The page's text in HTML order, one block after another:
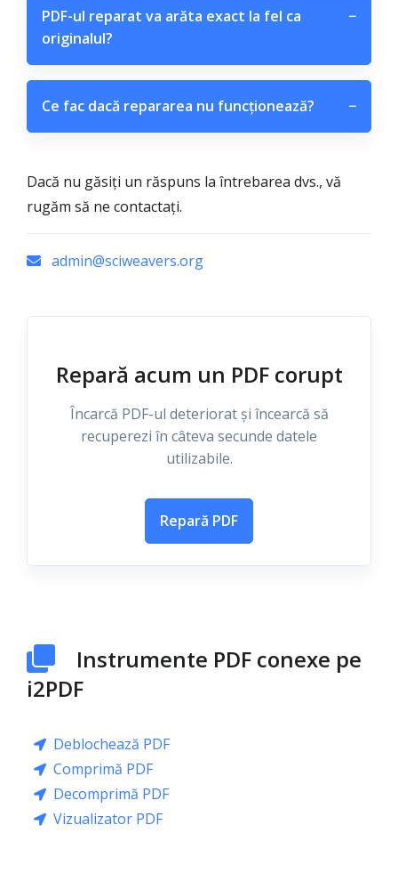
PDF-ul reparat va arăta exact la fel ca
originalul?
−
Ce fac dacă repararea nu funcționează? −
Dacă nu găsiți un răspuns la întrebarea dvs., vă
rugăm să ne contactați.
admin@sciweavers.org
Repară acum un PDF corupt
Încarcă PDF-ul deteriorat și încearcă să
recuperezi în câteva secunde datele
utilizabile.
Repară PDF
Instrumente PDF conexe pe
i2PDF
Deblochează PDF
Comprimă PDF
Decomprimă PDF
Vizualizator PDF